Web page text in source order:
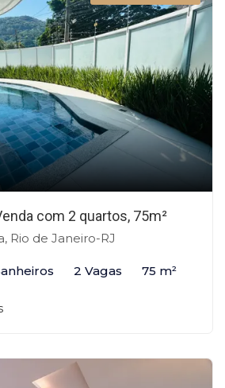
com 2 quartos, 75m²
Rio de Janeiro-RJ
2 Vagas 75 m²